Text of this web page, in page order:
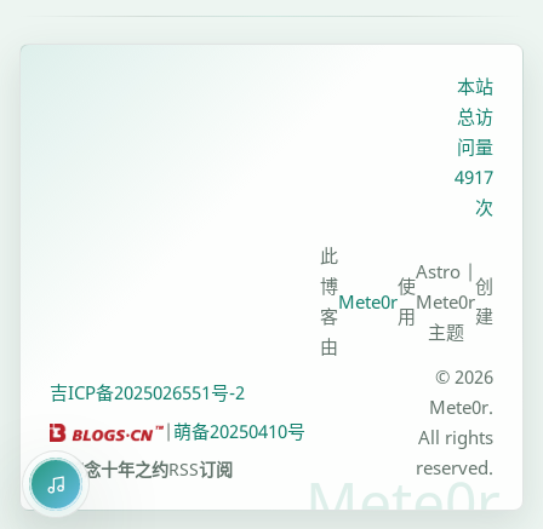
能
与
体
验。
化、
高
站
高
闲
暇
时
间，
将
博
框
架
Valaxy
迁
移
至
Hexo，
利
用
码
建
吉ICP备2025026551号-2
| 萌备20250410号
碎碎念十年之约RSS订阅
本站
总访
问量
4917
次
此
博
客
由
Mete0r
使
用
Astro |
Mete0r
主题
创
建
© 2026
Mete0r.
All rights
reserved.